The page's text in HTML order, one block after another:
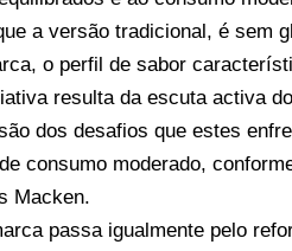
a versão tradicional, é sem
o perfil de sabor
resulta da escuta activa
dos desafios que estes
consumo moderado,
Macken.
passa igualmente pelo